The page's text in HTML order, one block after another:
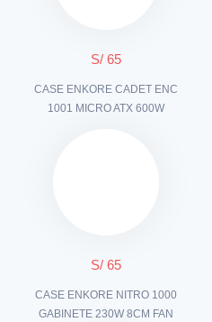
S/ 65
CASE ENKORE CADET ENC
1001 MICRO ATX 600W
S/ 65
CASE ENKORE NITRO 1000
GABINETE 230W 8CM FAN